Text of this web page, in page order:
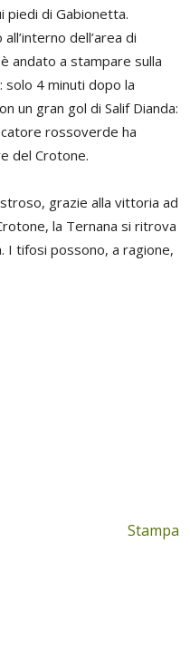
piedi di Gabionetta.
dell’area di
andato a stampare sulla
solo 4 minuti dopo la
un gran gol di Salif Dianda:
rossoverde ha
del Crotone.
grazie alla vittoria ad
la Ternana si ritrova
I tifosi possono, a ragione,
Stampa